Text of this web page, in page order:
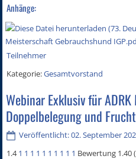
Anhänge:
Teilnehmer
Kategorie:Gesamtvorstand
Webinar Exklusiv für
Doppelbelegung und
Veröffentlicht: 02. September
1.41 1 1 1 1 1 1 1 1 1 Bewertung 1.40